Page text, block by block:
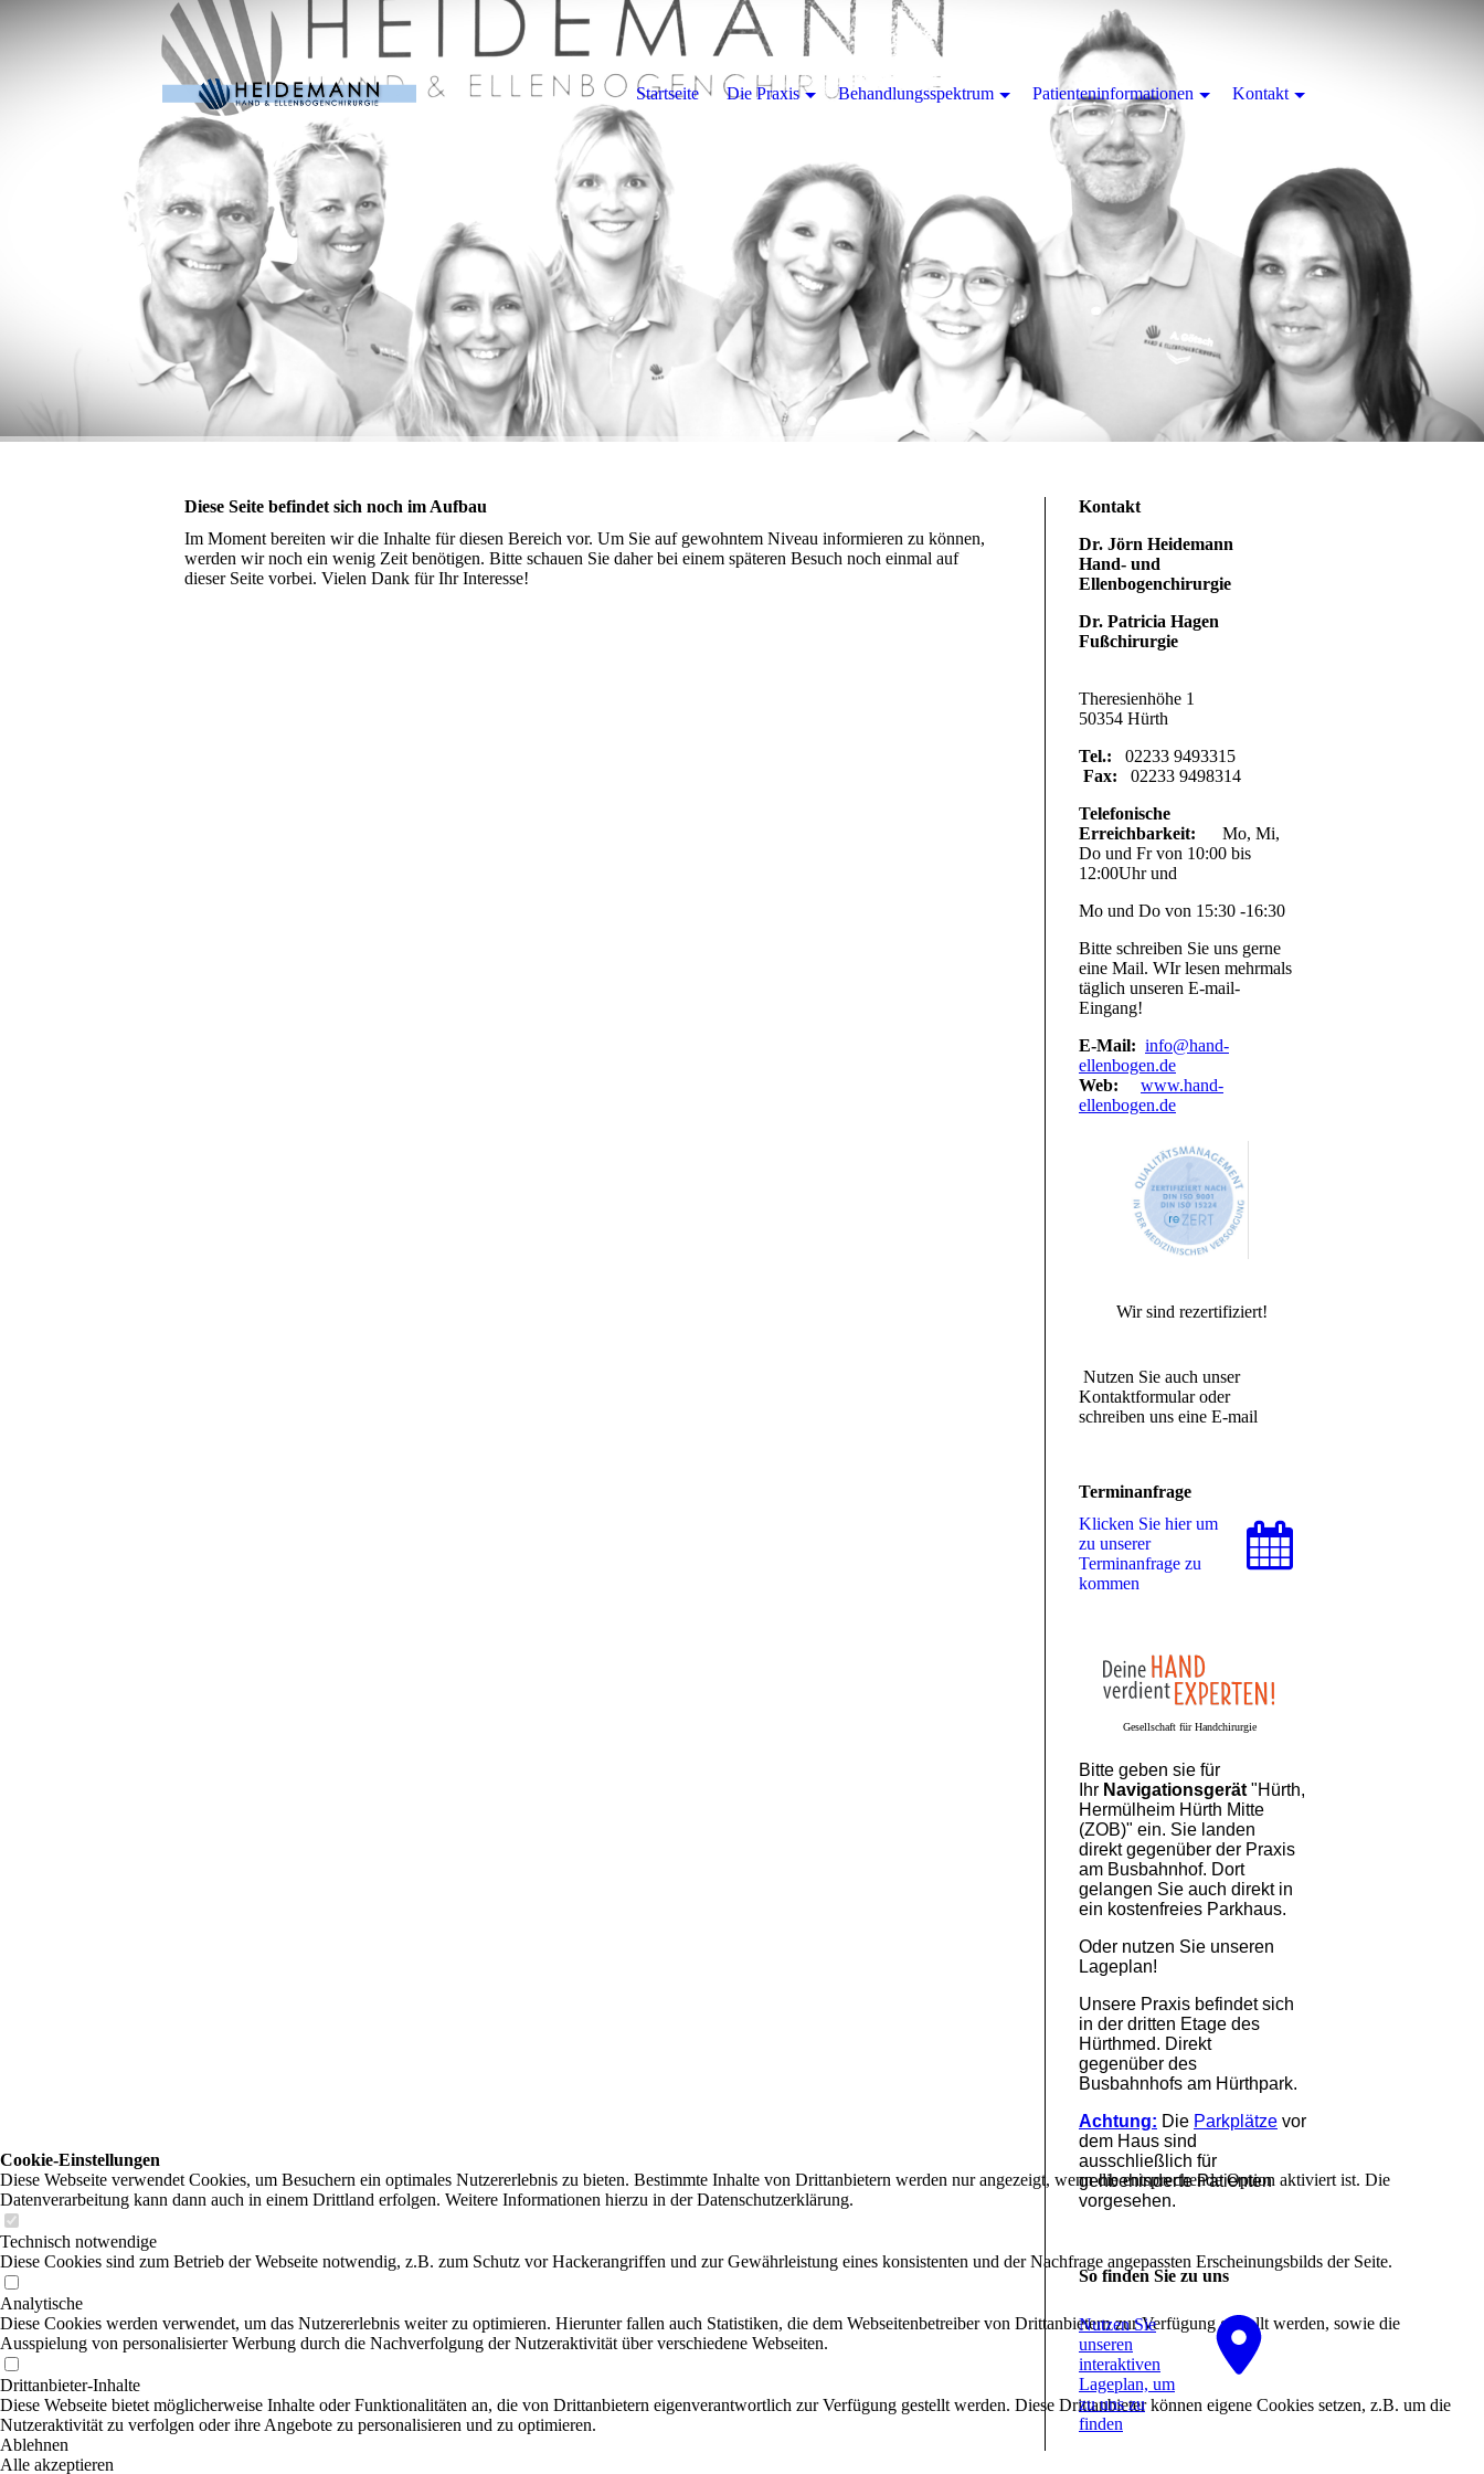
Diese Seite befindet sich noch im Aufbau
Im Moment bereiten wir die Inhalte für diesen Bereich vor. Um Sie auf gewohntem Niveau informieren zu können,
werden wir noch ein wenig Zeit benötigen. Bitte schauen Sie daher bei einem späteren Besuch noch einmal auf
dieser Seite vorbei. Vielen Dank für Ihr Interesse!
Kontakt
Dr. Jörn Heidemann
Hand- und
Ellenbogenchirurgie
Dr. Patricia Hagen
Fußchirurgie
Theresienhöhe 1
50354 Hürth
Tel.: 02233 9493315
Fax: 02233 9498314
Telefonische
Erreichbarkeit: Mo, Mi,
Do und Fr von 10:00 bis
12:00Uhr und
Mo und Do von 15:30 -16:30
Bitte schreiben Sie uns gerne
eine Mail. WIr lesen mehrmals
täglich unseren E-mail-
Eingang!
E-Mail: info@hand-
ellenbogen.de
Web:
www.hand-
ellenbogen.de
Wir sind rezertifiziert!
Nutzen Sie auch unser
Kontaktformular oder
schreiben uns eine E-mail
Terminanfrage
Klicken Sie hier um
zu unserer
Terminanfrage zu
kommen
Gesellschaft für Handchirurgie
Bitte geben sie für
Ihr Navigationsgerät "Hürth,
Hermülheim Hürth Mitte
(ZOB)" ein. Sie landen
direkt gegenüber der Praxis
am Busbahnhof. Dort
gelangen Sie auch direkt in
ein kostenfreies Parkhaus.
Oder nutzen Sie unseren
Lageplan!
Unsere Praxis befindet sich
in der dritten Etage des
Hürthmed. Direkt
gegenüber des
Busbahnhofs am Hürthpark.
Achtung: Die Parkplätze vor
dem Haus sind
ausschließlich für
gehbehinderte Patienten
vorgesehen.
So finden Sie zu uns
Nutzen Sie
unseren
interaktiven
La­ge­plan, um
zu uns zu
finden
Startseite Die Praxis Behandlungsspektrum Patienteninformationen Kontakt
Cookie-Einstellungen
Diese Webseite verwendet Cookies, um Besuchern ein optimales Nutzererlebnis zu bieten. Bestimmte Inhalte von Drittanbietern werden nur angezeigt, wenn die entsprechende Option aktiviert ist. Die
Datenverarbeitung kann dann auch in einem Drittland erfolgen. Weitere Informationen hierzu in der Datenschutzerklärung.
Technisch notwendige
Diese Cookies sind zum Betrieb der Webseite notwendig, z.B. zum Schutz vor Hackerangriffen und zur Gewährleistung eines konsistenten und der Nachfrage angepassten Erscheinungsbilds der Seite.
Analytische
Diese Cookies werden verwendet, um das Nutzererlebnis weiter zu optimieren. Hierunter fallen auch Statistiken, die dem Webseitenbetreiber von Drittanbietern zur Verfügung gestellt werden, sowie die
Ausspielung von personalisierter Werbung durch die Nachverfolgung der Nutzeraktivität über verschiedene Webseiten.
Drittanbieter-Inhalte
Diese Webseite bietet möglicherweise Inhalte oder Funktionalitäten an, die von Drittanbietern eigenverantwortlich zur Verfügung gestellt werden. Diese Drittanbieter können eigene Cookies setzen, z.B. um die
Nutzeraktivität zu verfolgen oder ihre Angebote zu personalisieren und zu optimieren.
Ablehnen
Alle akzeptieren